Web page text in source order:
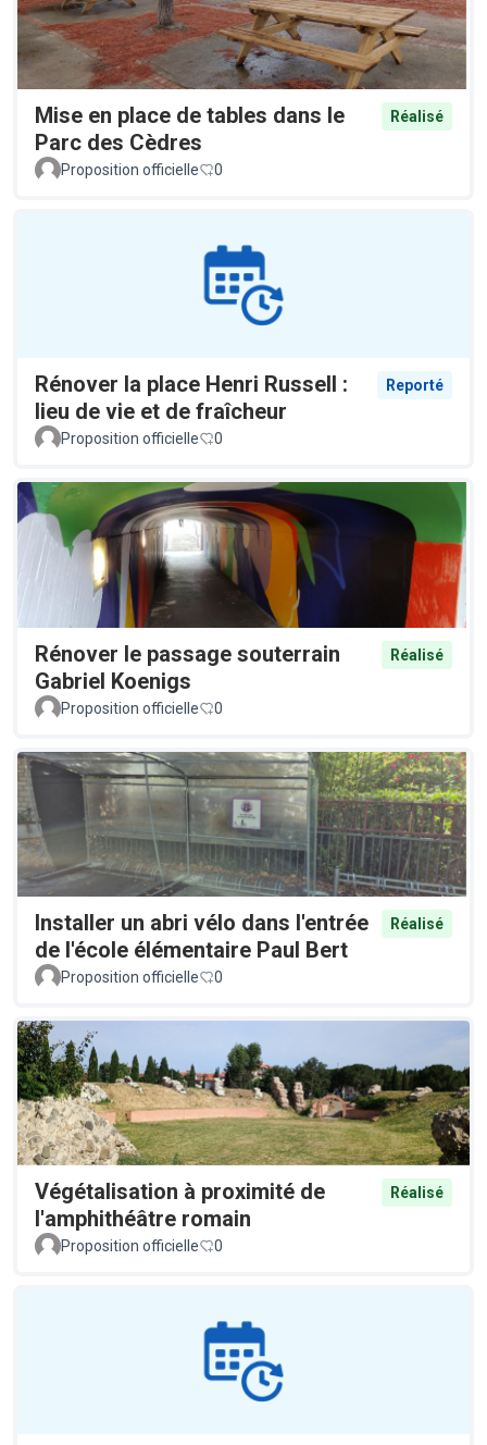
Mise en place de tables dans le
Parc des Cèdres
Réalisé
Proposition officielle 0
Rénover la place Henri Russell :
lieu de vie et de fraîcheur
Reporté
Proposition officielle 0
Rénover le passage souterrain
Gabriel Koenigs
Réalisé
Proposition officielle 0
Installer un abri vélo dans l'entrée
de l'école élémentaire Paul Bert
Réalisé
Proposition officielle 0
Végétalisation à proximité de
l'amphithéâtre romain
Réalisé
Proposition officielle 0